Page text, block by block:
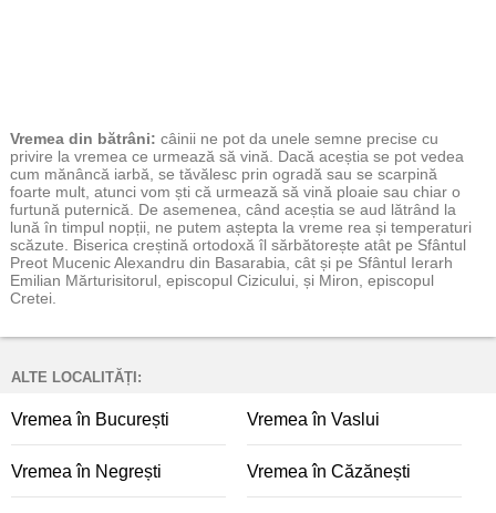
Vremea din bătrâni: câinii ne pot da unele semne precise cu
privire la vremea ce urmează să vină. Dacă aceștia se pot vedea
cum mănâncă iarbă, se tăvălesc prin ogradă sau se scarpină
foarte mult, atunci vom ști că urmează să vină ploaie sau chiar o
furtună puternică. De asemenea, când aceștia se aud lătrând la
lună în timpul nopții, ne putem aștepta la vreme rea și temperaturi
scăzute. Biserica creștină ortodoxă îl sărbătorește atât pe Sfântul
Preot Mucenic Alexandru din Basarabia, cât și pe Sfântul Ierarh
Emilian Mărturisitorul, episcopul Cizicului, și Miron, episcopul
Cretei.
ALTE LOCALITĂȚI:
Vremea în București Vremea în Vaslui
Vremea în Negrești Vremea în Căzănești